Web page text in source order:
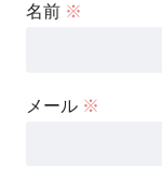
名前 ※
メール ※